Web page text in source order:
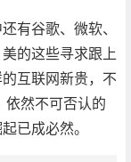
有谷歌、微软、
的这些寻求跟上
互联网新贵，不
依然不可否认的
已成必然。